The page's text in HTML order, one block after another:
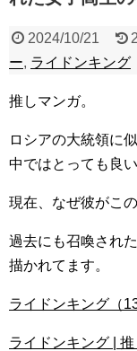
2024/10/21
ー, ライドンキング
推しマンガ。
ロシアの大統領に
中ではとっても良
現在、なぜ彼がこ
過去にも召喚され
描かれてます。
ライドンキング（
ライドンキング | 推